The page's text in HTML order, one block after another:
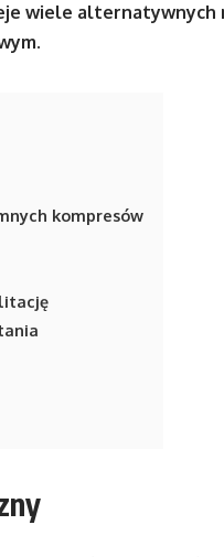
wiele alternatywnych
kompresów